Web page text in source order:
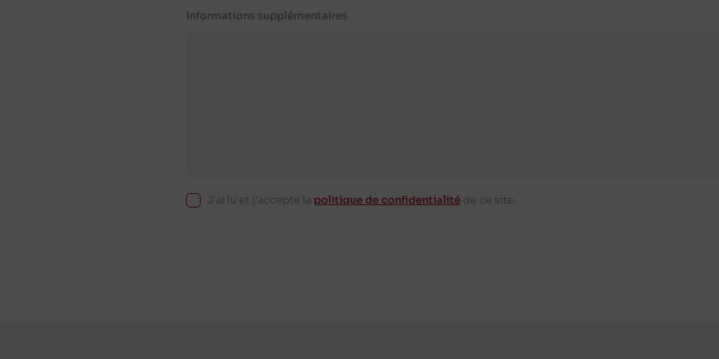
Informations supplémentaires
J'ai lu et j'accepte la politique de confidentialité de ce site.